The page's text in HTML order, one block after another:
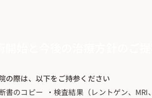
の際は、以下をご持参ください
書のコピー ・検査結果（レントゲン、MRI